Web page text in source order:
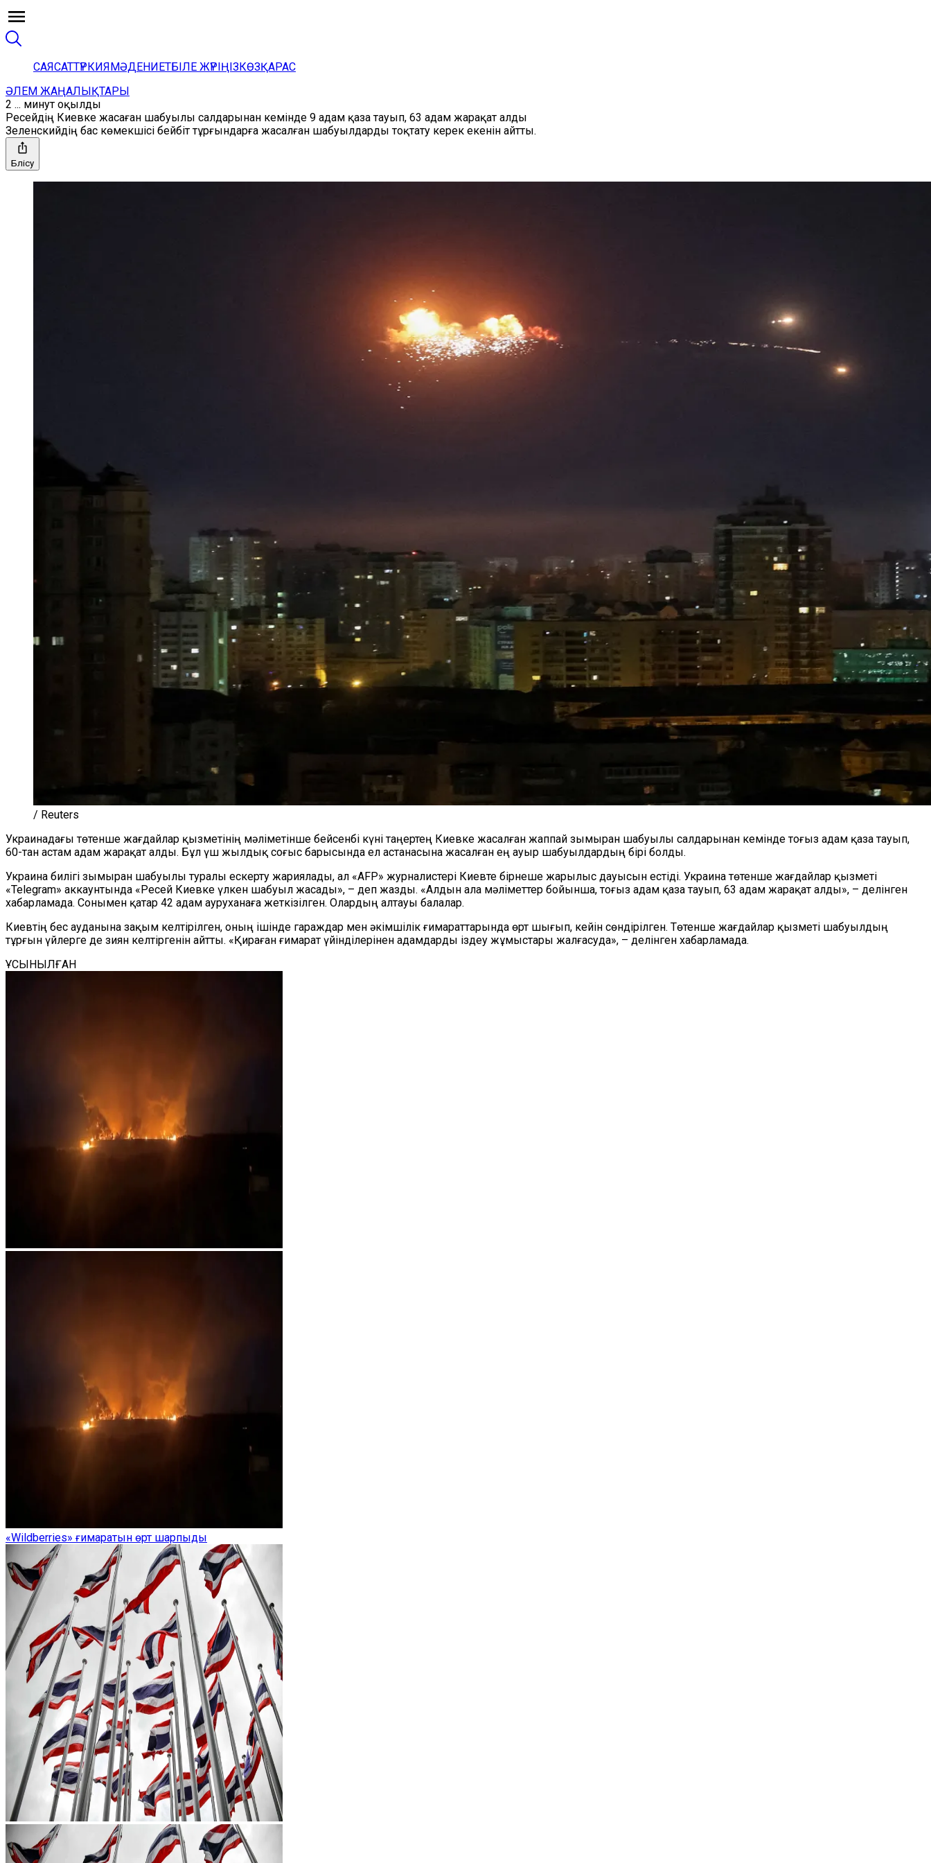
САЯСАТТҮРКИЯМӘДЕНИЕТБІЛЕ ЖҮРІҢІЗКӨЗҚАРАС
ӘЛЕМ ЖАҢАЛЫҚТАРЫ
2 ... минут оқылды
Ресейдің Киевке жасаған шабуылы салдарынан кемінде 9 адам қаза тауып, 63 адам жарақат алды
Зеленскийдің бас көмекшісі бейбіт тұрғындарға жасалған шабуылдарды тоқтату керек екенін айтты.
Бөлісу
/ Reuters
Украинадағы төтенше жағдайлар қызметінің мәліметінше бейсенбі күні таңертең Киевке жасалған жаппай зымыран шабуылы салдарынан кемінде тоғыз адам қаза тауып,
60-тан астам адам жарақат алды. Бұл үш жылдық соғыс барысында ел астанасына жасалған ең ауыр шабуылдардың бірі болды.
Украина билігі зымыран шабуылы туралы ескерту жариялады, ал «AFP» журналистері Киевте бірнеше жарылыс дауысын естіді. Украина төтенше жағдайлар қызметі
«Telegram» аккаунтында «Ресей Киевке үлкен шабуыл жасады», – деп жазды. «Алдын ала мәліметтер бойынша, тоғыз адам қаза тауып, 63 адам жарақат алды», – делінген
хабарламада. Сонымен қатар 42 адам ауруханаға жеткізілген. Олардың алтауы балалар.
Киевтің бес ауданына зақым келтірілген, оның ішінде гараждар мен әкімшілік ғимараттарында өрт шығып, кейін сөндірілген. Төтенше жағдайлар қызметі шабуылдың
тұрғын үйлерге де зиян келтіргенін айтты. «Қираған ғимарат үйінділерінен адамдарды іздеу жұмыстары жалғасуда», – делінген хабарламада.
ҰСЫНЫЛҒАН
«Wildberries» ғимаратын өрт шарпыды